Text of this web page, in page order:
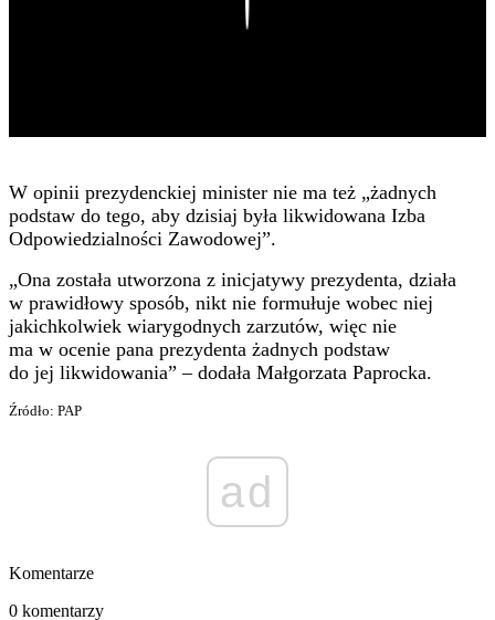
W opinii prezydenckiej minister nie ma też „żadnych
podstaw do tego, aby dzisiaj była likwidowana Izba
Odpowiedzialności Zawodowej”.
„Ona została utworzona z inicjatywy prezydenta, działa
w prawidłowy sposób, nikt nie formułuje wobec niej
jakichkolwiek wiarygodnych zarzutów, więc nie
ma w ocenie pana prezydenta żadnych podstaw
do jej likwidowania” – dodała Małgorzata Paprocka.
Źródło: PAP
ad
Komentarze
0 komentarzy